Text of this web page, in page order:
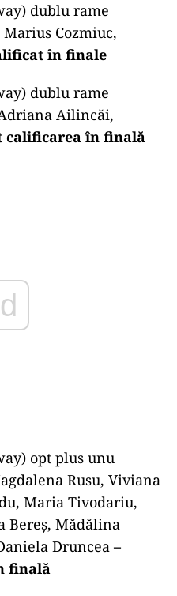
dublu rame
Cozmiuc,
în finale
dublu rame
Ailincăi,
calificarea în finală
opt plus unu
Rusu, Viviana
Maria Tivodariu,
Bereş, Mădălina
Druncea –
finală